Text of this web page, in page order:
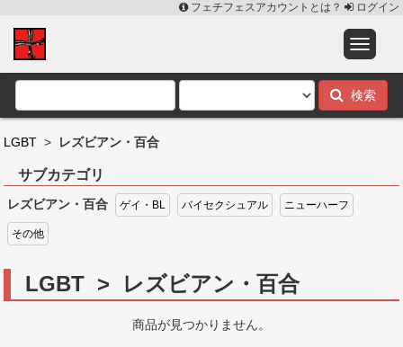
フェチフェスアカウントとは？ ログイン
検索
LGBT > レズビアン・百合
サブカテゴリ
レズビアン・百合 ゲイ・BL バイセクシュアル ニューハーフ
その他
LGBT > レズビアン・百合
商品が見つかりません。